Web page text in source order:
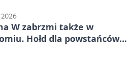
W zabrzmi także w
Hołd dla powstańców